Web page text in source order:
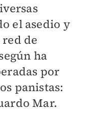
el asedio y
de
ha
por
panistas:
Mar.